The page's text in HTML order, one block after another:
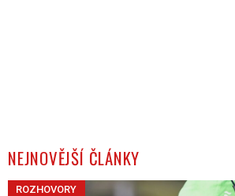
NEJNOVĚJŠÍ ČLÁNKY
ROZHOVORY